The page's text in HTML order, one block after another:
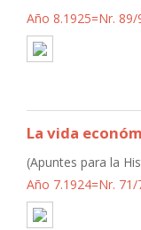
Año 8.1925=Nr. 89/
La vida
(Apuntes para la
Año 7.1924=Nr. 71/